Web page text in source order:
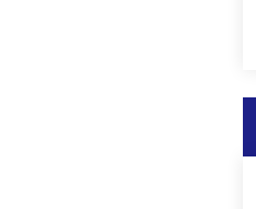
OEM定制：赋能分销商打造自有